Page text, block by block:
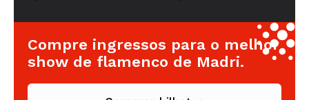
Compre ingressos para o melhor
show de flamenco de Madri.